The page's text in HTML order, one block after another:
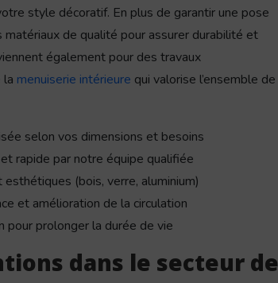
style décoratif. En plus de garantir une pose
matériaux de qualité pour assurer durabilité et
également pour des travaux
la menuiserie intérieure qui valorise l’ensemble de
selon vos dimensions et besoins
rapide par notre équipe qualifiée
(bois, verre, aluminium)
et amélioration de la circulation
pour prolonger la durée de vie
dans le secteur